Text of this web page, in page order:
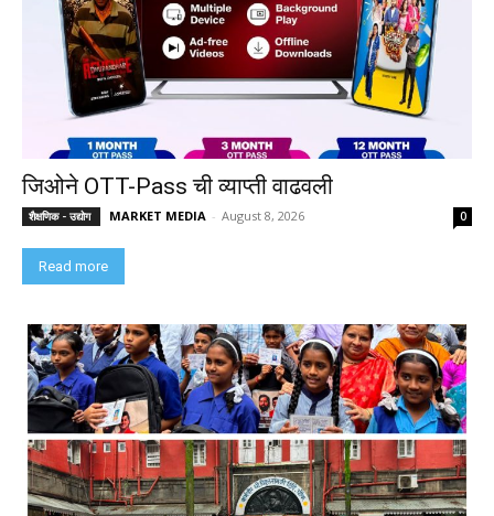
जिओने OTT-Pass ची व्याप्ती वाढवली
शैक्षणिक - उद्योग MARKET MEDIA - August 8, 2026 0
Read more